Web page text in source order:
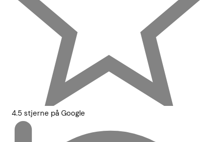
4.5 stjerne på Google